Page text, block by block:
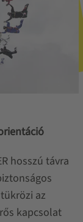
hosszú távra
az
kapcsolat